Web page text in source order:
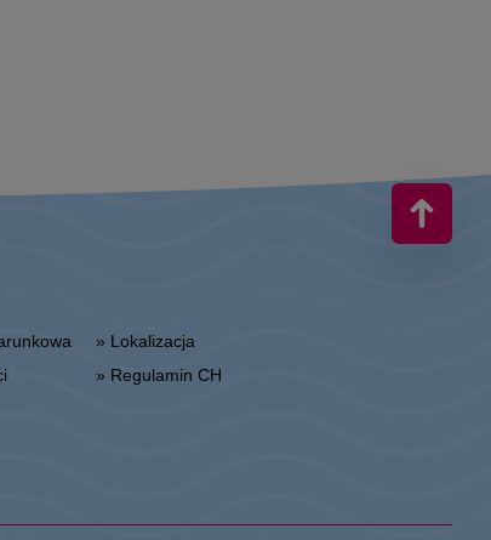
» Lokalizacja
» Regulamin CH